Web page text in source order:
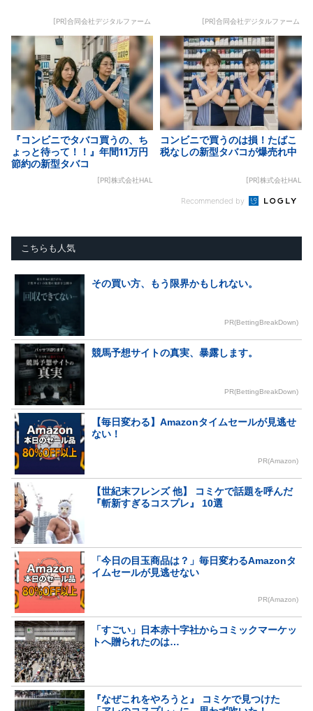
[PR]合同会社デジタルファーム [PR]合同会社デジタルファーム
『コンビニでタバコ買うの、ち
ょっと待って！！』年間11万円
節約の新型タバコ
[PR]株式会社HAL
コンビニで買うのは損！たばこ
税なしの新型タバコが爆売れ中
[PR]株式会社HAL
Recommended by
こちらも人気
その買い方、もう限界かもしれない。
PR(BettingBreakDown)
競馬予想サイトの真実、暴露します。
PR(BettingBreakDown)
【毎日変わる】Amazonタイムセールが見逃せ
ない！
PR(Amazon)
【世紀末フレンズ 他】 コミケで話題を呼んだ
『斬新すぎるコスプレ』 10選
「今日の目玉商品は？」毎日変わるAmazonタ
イムセールが見逃せない
PR(Amazon)
「すごい」日本赤十字社からコミックマーケッ
トへ贈られたのは…
『なぜこれをやろうと』 コミケで見つけた